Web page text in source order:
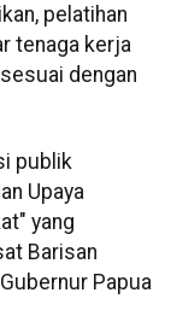
pelatihan
tenaga kerja
dengan
publik
Upaya
yang
Barisan
Papua